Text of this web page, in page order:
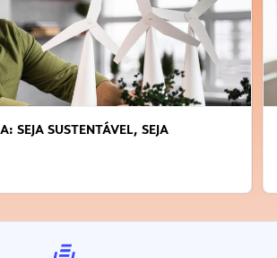
SEJA SUSTENTÁVEL, SEJA